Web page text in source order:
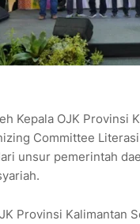
Kepala OJK Provinsi
Committee
unsur pemerintah
Provinsi Kalimantan